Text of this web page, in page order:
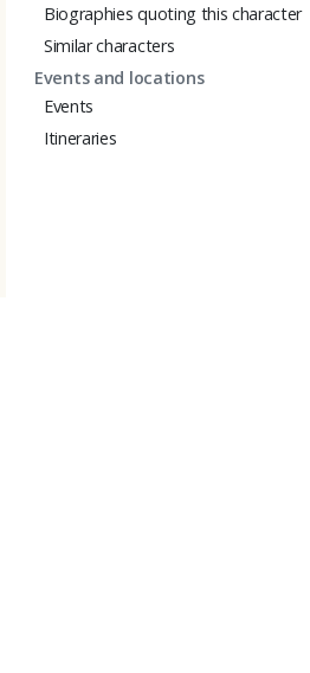
Biographies quoting this character
Similar characters
Events and locations
Events
Itineraries